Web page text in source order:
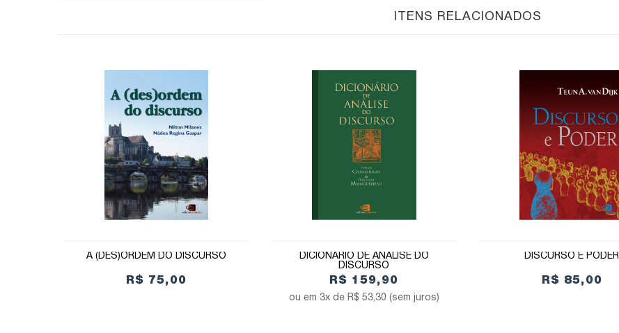
ITENS RELACIONADOS
A (DES)ORDEM DO DISCURSO
R$ 75,00
DICIONÁRIO DE ANÁLISE DO
DISCURSO
R$ 159,90
3x de R$ 53,30 (sem juros)
DISCURSO E PODER
R$ 85,00